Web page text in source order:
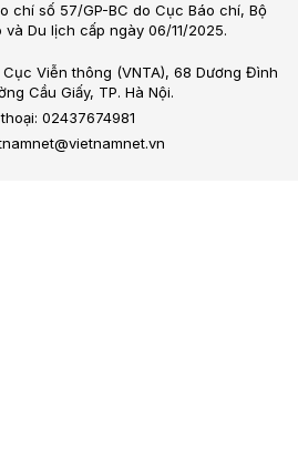
chí số 57/GP-BC do Cục Báo chí, Bộ
Du lịch cấp ngày 06/11/2025.
Viễn thông (VNTA), 68 Dương Đình
Cầu Giấy, TP. Hà Nội.
02437674981